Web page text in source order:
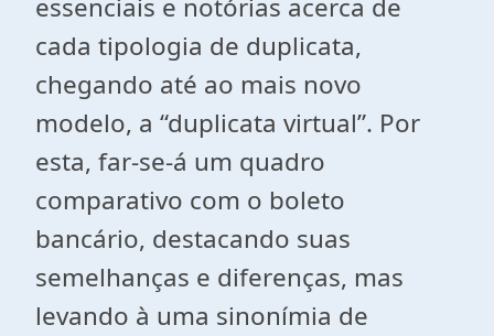
essenciais e notórias acerca de
cada tipologia de duplicata,
chegando até ao mais novo
modelo, a “duplicata virtual”. Por
esta, far-se-á um quadro
comparativo com o boleto
bancário, destacando suas
semelhanças e diferenças, mas
levando à uma sinonímia de